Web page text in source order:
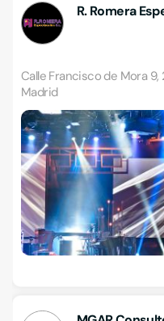
R. Romera
Calle Francisco de Mora 9,
Madrid